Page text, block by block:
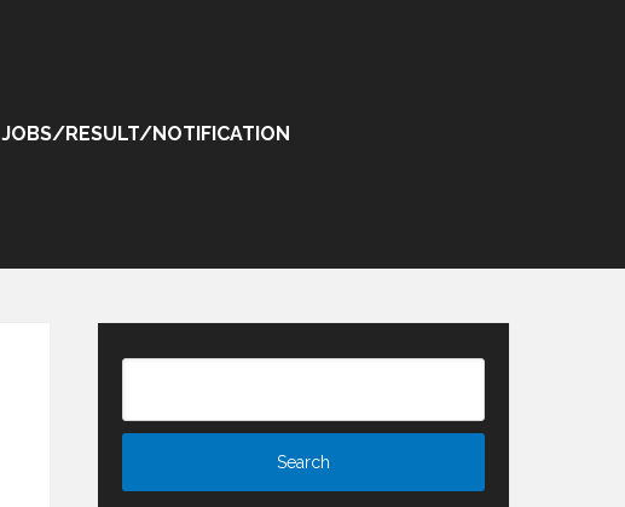
JOBS/RESULT/NOTIFICATION